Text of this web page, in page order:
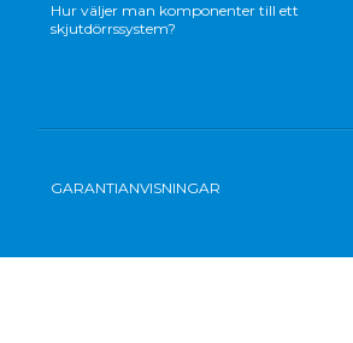
Hur väljer man komponenter till ett
skjutdörrssystem?
GARANTIANVISNINGAR